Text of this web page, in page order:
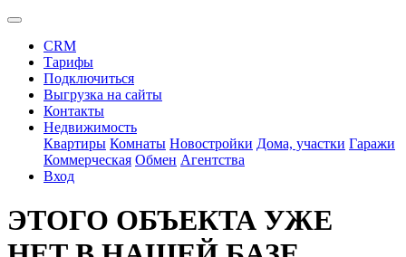
CRM
Тарифы
Подключиться
Выгрузка на сайты
Контакты
Недвижимость
Квартиры Комнаты Новостройки Дома, участки Гаражи
Коммерческая Обмен Агентства
Вход
ЭТОГО ОБЪЕКТА УЖЕ